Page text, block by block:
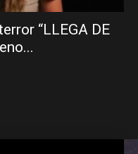
“LLEGA DE